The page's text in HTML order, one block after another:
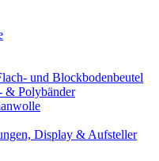
und Blockbodenbeutel
& Polybänder
Display & Aufsteller